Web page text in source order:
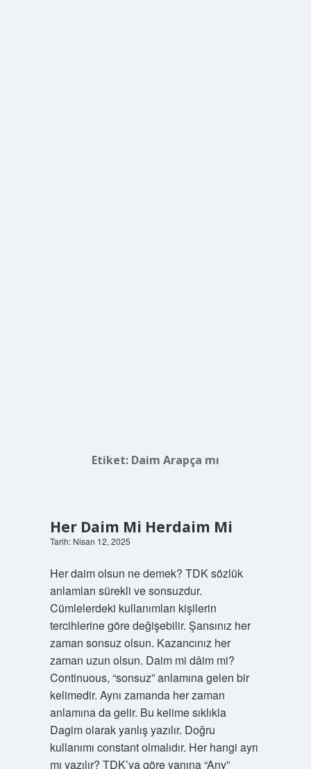
Etiket: Daim Arapça mı
Her Daim Mi Herdaim Mi
Tarih: Nisan 12, 2025
Her daim olsun ne demek? TDK sözlük
anlamları sürekli ve sonsuzdur.
Cümlelerdeki kullanımları kişilerin
tercihlerine göre değişebilir. Şansınız her
zaman sonsuz olsun. Kazancınız her
zaman uzun olsun. Daim mi dâim mi?
Continuous, “sonsuz” anlamına gelen bir
kelimedir. Aynı zamanda her zaman
anlamına da gelir. Bu kelime sıklıkla
Dagim olarak yanlış yazılır. Doğru
kullanımı constant olmalıdır. Her hangi ayrı
mı yazılır? TDK’ya göre yanına “Any”